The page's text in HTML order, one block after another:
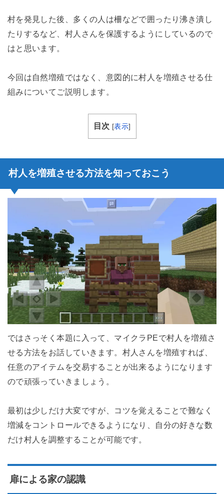
村を発見した後、多くの人は柵などで囲ったり沸き潰し
たりするなど、村人さんを保護するようにしているので
はと思います。
今回は自然増殖ではなく、意図的に村人を増殖させる仕
組みについてご説明します。
目次 [表示]
村人を増殖させる方法を知っておこう
ではさっそく本題に入って、マイクラPEで村人を増殖さ
せる方法をお話していきます。村人さんを増殖すれば、
任意のアイテムを交易することが出来るようになります
ので頑張っていきましょう。
最初は少しだけ大変ですが、コツを覚えることで難なく
増減をコントロールできるようになり、自分の好きな数
だけ村人を調整することが可能です。
扉による家の認識